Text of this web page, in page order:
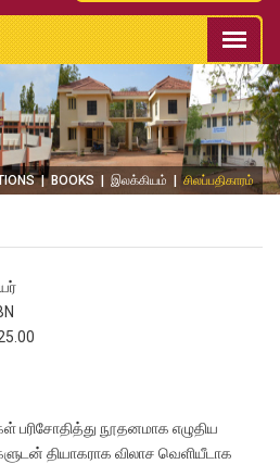
| BOOKS இலக்கியம் சிலப்பதிகாரம்
பரிசோதித்து நூதனமாக எழுதிய
தியாகராக விலாச வெளியீடாக